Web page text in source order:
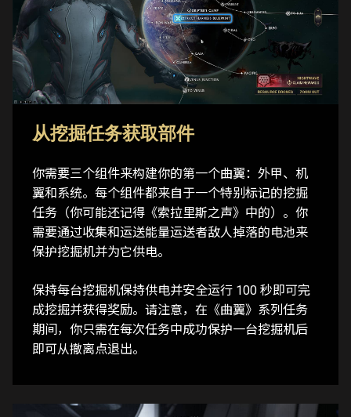
从挖掘任务获取部件
你需要三个组件来构建你的第一个曲翼：外甲、机
翼和系统。每个组件都来自于一个特别标记的挖掘
任务（你可能还记得《索拉里斯之声》中的）。你
需要通过收集和运送能量运送者敌人掉落的电池来
保护挖掘机并为它供电。
保持每台挖掘机保持供电并安全运行 100 秒即可完
成挖掘并获得奖励。请注意，在《曲翼》系列任务
期间，你只需在每次任务中成功保护一台挖掘机后
即可从撤离点退出。